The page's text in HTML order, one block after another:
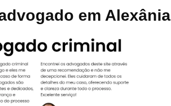
em Alexânia